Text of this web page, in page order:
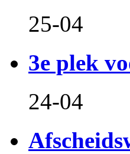
25-04
3e plek
24-04